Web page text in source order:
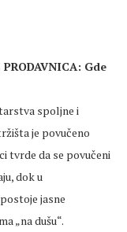
PRODAVNICA: Gde
spoljne i
je povučeno
tvrde da se povučeni
dok u
jasne
„na dušu“.